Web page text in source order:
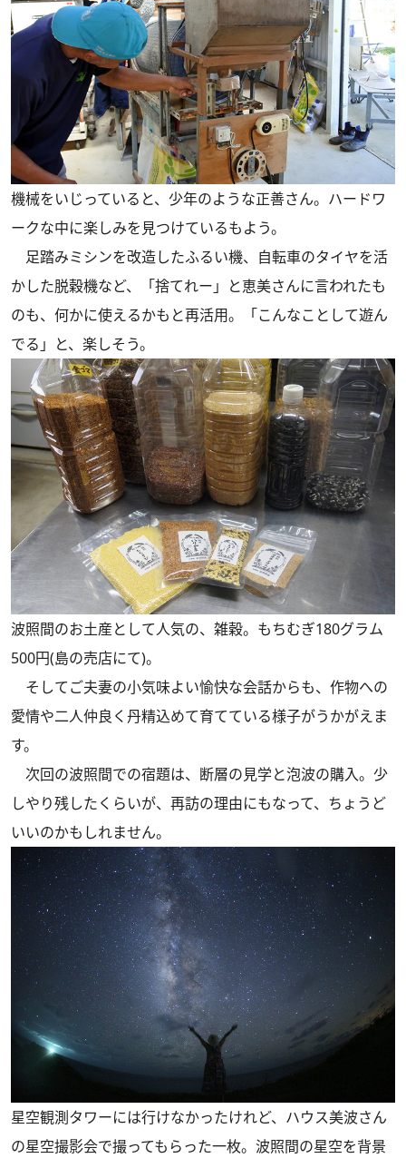
機械をいじっていると、少年のような正善さん。ハードワ
ークな中に楽しみを見つけているもよう。
足踏みミシンを改造したふるい機、自転車のタイヤを活
かした脱穀機など、「捨てれー」と恵美さんに言われたも
のも、何かに使えるかもと再活用。「こんなことして遊ん
でる」と、楽しそう。
波照間のお土産として人気の、雑穀。もちむぎ180グラム
500円(島の売店にて)。
そしてご夫妻の小気味よい愉快な会話からも、作物への
愛情や二人仲良く丹精込めて育てている様子がうかがえま
す。
次回の波照間での宿題は、断層の見学と泡波の購入。少
しやり残したくらいが、再訪の理由にもなって、ちょうど
いいのかもしれません。
星空観測タワーには行けなかったけれど、ハウス美波さん
の星空撮影会で撮ってもらった一枚。波照間の星空を背景